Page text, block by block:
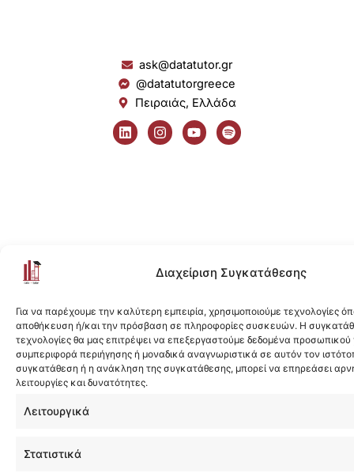
Διαχείριση Συγκατάθεσης
Για να παρέχουμε την καλύτερη εμπειρία, χρησιμοποιούμε τεχνολογίες
αποθήκευση ή/και την πρόσβαση σε πληροφορίες συσκευών. Η
τεχνολογίες θα μας επιτρέψει να επεξεργαστούμε δεδομένα
συμπεριφορά περιήγησης ή μοναδικά αναγνωριστικά σε αυτόν τον
συγκατάθεση ή η ανάκληση της συγκατάθεσης, μπορεί να επηρεάσει
λειτουργίες και δυνατότητες.
Λειτουργικά
Στατιστικά
ask@datatutor.gr
@datatutorgreece
Πειραιάς, Ελλάδα
L
i
n
I
n
s
Y
o
u
S
p
o